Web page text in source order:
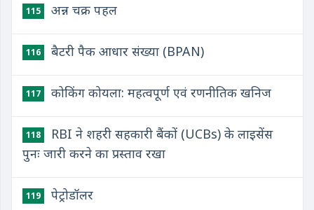
115 अन्न चक्र पहल
116 बैटरी पैक आधार संख्या (BPAN)
117 कोकिंग कोयला: महत्वपूर्ण एवं रणनीतिक खनिज
118
RBI ने शहरी सहकारी बैंकों (UCBs) के लाइसेंस
पुनः जारी करने का प्रस्ताव रखा
119 पेट्रोडॉलर